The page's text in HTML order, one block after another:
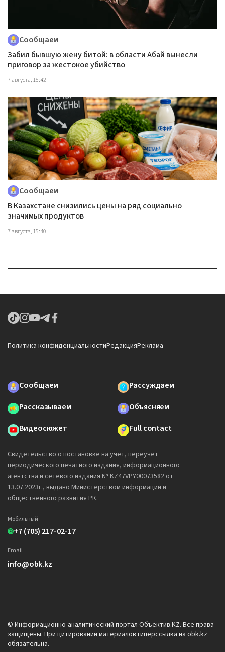
Сообщаем
Забил бывшую жену битой: в области Абай вынесли
приговор за жестокое убийство
7 августа, 15:42
Сообщаем
В Казахстане снизились цены на ряд социально
значимых продуктов
7 августа, 15:40
Политика конфиденциальностиРедакцияРеклама
Сообщаем
Рассуждаем
Рассказываем
Объясняем
Видеосюжет
Full contact
Свидетельство о постановке на учет, переучет
периодического печатного издания, информационного
агентства и сетевого издания № KZ47VPY00073582 от
13.07.2023г., выдано Министерством информации и
общественного развития РК.
Мобильный
+7 (705) 217-02-17
Email
info@obk.kz
© Информационно-аналитический портал Объектив.KZ. Все права
защищены. При цитировании материалов гиперссылка на obk.kz
обязательна.